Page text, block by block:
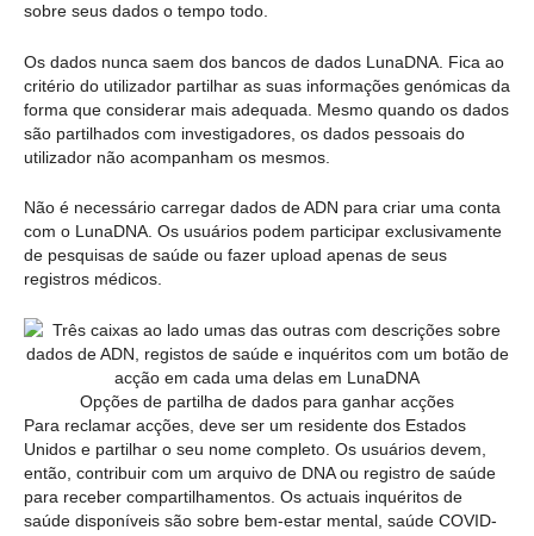
sobre seus dados o tempo todo.
Os dados nunca saem dos bancos de dados LunaDNA. Fica ao
critério do utilizador partilhar as suas informações genómicas da
forma que considerar mais adequada. Mesmo quando os dados
são partilhados com investigadores, os dados pessoais do
utilizador não acompanham os mesmos.
Não é necessário carregar dados de ADN para criar uma conta
com o LunaDNA. Os usuários podem participar exclusivamente
de pesquisas de saúde ou fazer upload apenas de seus
registros médicos.
Opções de partilha de dados para ganhar acções
Para reclamar acções, deve ser um residente dos Estados
Unidos e partilhar o seu nome completo. Os usuários devem,
então, contribuir com um arquivo de DNA ou registro de saúde
para receber compartilhamentos. Os actuais inquéritos de
saúde disponíveis são sobre bem-estar mental, saúde COVID-